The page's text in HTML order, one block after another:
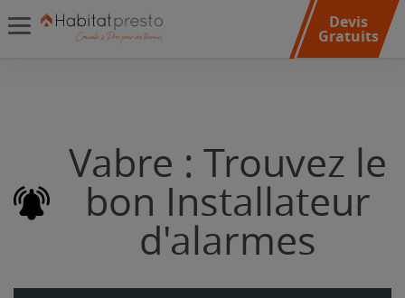
Devis
Gratuits
Vabre : Trouvez le
bon Installateur
d'alarmes